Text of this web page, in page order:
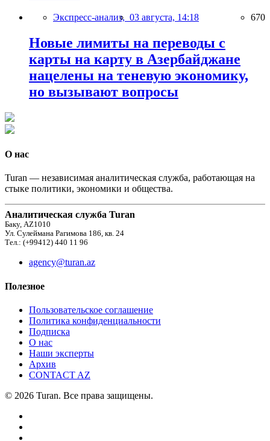
Экспресс-анализ, 03 августа, 14:18 670
Новые лимиты на переводы с
карты на карту в Азербайджане
нацелены на теневую экономику,
но вызывают вопросы
О нас
Turan — независимая аналитическая служба, работающая на
стыке политики, экономики и общества.
Аналитическая служба Turan
Баку, AZ1010
Ул. Сулеймана Рагимова 186, кв. 24
Тел.: (+99412) 440 11 96
agency@turan.az
Полезное
Пользовательское соглашение
Политика конфиденциальности
Подписка
О нас
Наши эксперты
Архив
CONTACT AZ
© 2026 Turan. Все права защищены.